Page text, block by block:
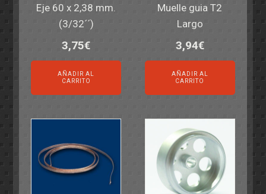
Eje 60 x 2,38 mm.
(3/32´´)
3,75€
AÑADIR AL
CARRITO
Muelle guia T2
Largo
3,94€
AÑADIR AL
CARRITO